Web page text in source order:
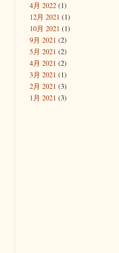
4月 2022 (1)
12月 2021 (1)
10月 2021 (1)
9月 2021 (2)
5月 2021 (2)
4月 2021 (2)
3月 2021 (1)
2月 2021 (3)
1月 2021 (3)